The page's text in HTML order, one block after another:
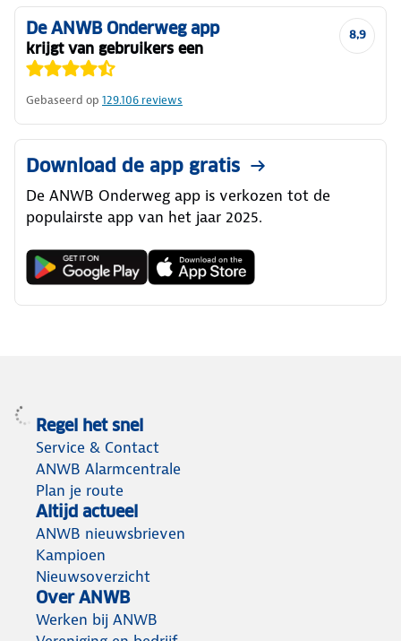
8,9
De ANWB Onderweg app
krijgt van gebruikers een
Gebaseerd op 129.106 reviews
Download de app gratis
De ANWB Onderweg app is verkozen tot de
populairste app van het jaar 2025.
Regel het snel
Service & Contact
ANWB Alarmcentrale
Plan je route
Altijd actueel
ANWB nieuwsbrieven
Kampioen
Nieuwsoverzicht
Over ANWB
Werken bij ANWB